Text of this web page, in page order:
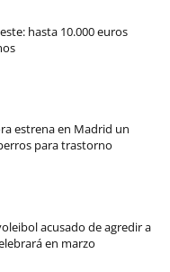
hasta 10.000 euros
estrena en Madrid un
para trastorno
acusado de agredir a
en marzo